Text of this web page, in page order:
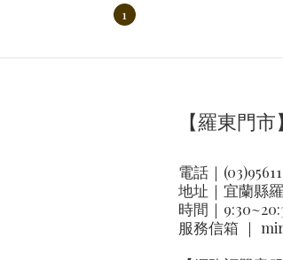
1
【羅東門市】
電話｜
地址｜ 宜蘭縣
時間｜
服務信箱 ｜